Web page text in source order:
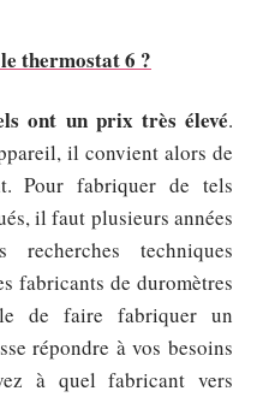
thermostat 6 ?
ont un prix très élevé.
il convient alors de
Pour fabriquer de tels
il faut plusieurs années
recherches techniques
fabricants de duromètres
de faire fabriquer un
répondre à vos besoins
à quel fabricant vers